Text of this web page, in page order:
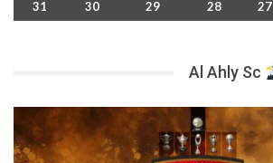
27
28
29
30
31